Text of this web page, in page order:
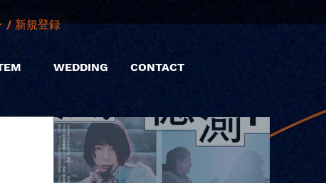
/ 新規登録
WEDDING CONTACT